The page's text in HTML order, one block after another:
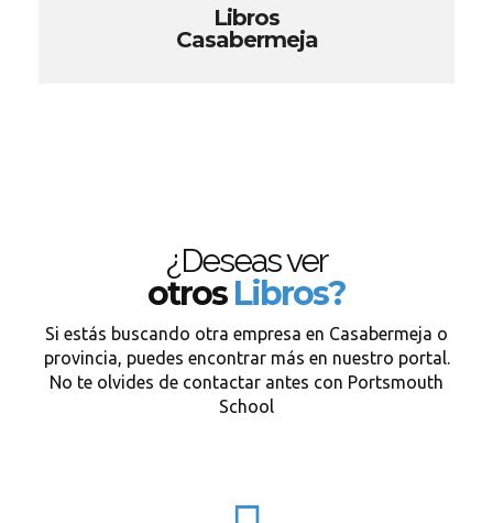
Libros
Casabermeja
¿Deseas ver
otrosLibros?
Si estás buscando otra empresa en Casabermeja o
provincia, puedes encontrar más en nuestro portal.
No te olvides de contactar antes con Portsmouth
School